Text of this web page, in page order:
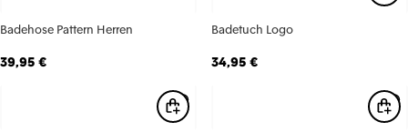
Badehose Pattern Herren
39,95 €
Badetuch Logo
34,95 €